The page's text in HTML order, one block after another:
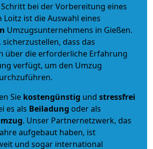
bei der Vorbereitung eines
Loitz ist die Auswahl eines
Umzugsunternehmens in Gießen.
sicherzustellen, dass das
über die erforderliche Erfahrung
verfügt, um den Umzug
Sie kostengünstig und stressfrei
es als Beiladung oder als
. Unser Partnernetzwerk, das
aufgebaut haben, ist
und sogar international